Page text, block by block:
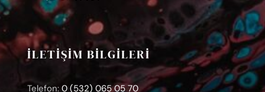
İLETİŞİM BİLGİLERİ
Telefon: 0 (532) 065 05 70